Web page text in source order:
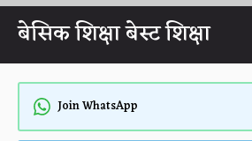
Skip
content
बेसिक शिक्षा बेस्ट शिक्षा
Join WhatsApp